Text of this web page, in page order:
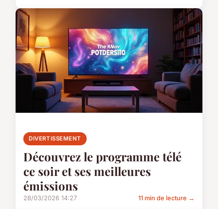
DIVERTISSEMENT
Découvrez le programme télé
ce soir et ses meilleures
émissions
28/03/2026 14:27 11 min de lecture →